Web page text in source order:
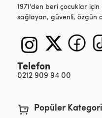
1971'den beri çocuklar
sağlayan, güvenli, özgün
Telefon
0212 909 94 00
Popüler